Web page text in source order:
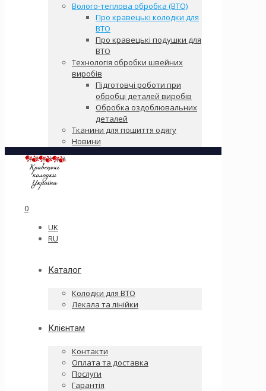
Волого-теплова обробка (ВТО)
Про кравецькі колодки для
ВТО
Про кравецькі подушки для
ВТО
Технологія обробки швейних
виробів
Підготовчі роботи при
обробці деталей виробів
Обробка оздоблювальних
деталей
Тканини для пошиття одягу
Новини
0
UK
RU
Каталог
Колодки для ВТО
Лекала та лінійки
Клієнтам
Контакти
Оплата та доставка
Послуги
Гарантія